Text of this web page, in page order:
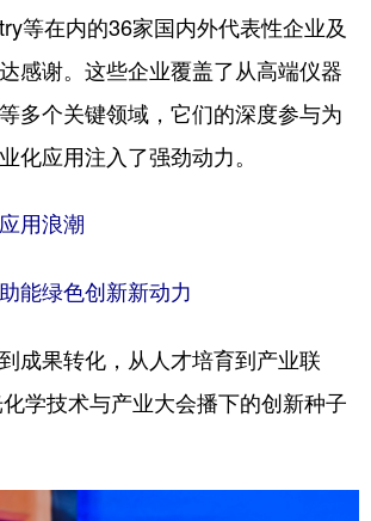
等在内的36家国内外代表性企业及
感谢。这些企业覆盖了从高端仪器
多个关键领域，它们的深度参与为
化应用注入了强劲动力。
用浪潮
能绿色创新新动力​
果转化，从人才培育到产业联
学技术与产业大会播下的创新种子